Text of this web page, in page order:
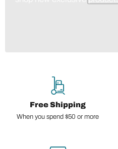
Free Shipping
When you spend $50 or more